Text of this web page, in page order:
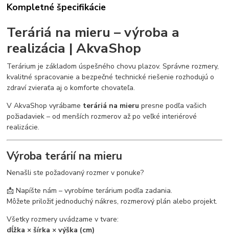
Kompletné špecifikácie
Teráriá na mieru – výroba a
realizácia | AkvaShop
Terárium je základom úspešného chovu plazov. Správne rozmery,
kvalitné spracovanie a bezpečné technické riešenie rozhodujú o
zdraví zvieraťa aj o komforte chovateľa.
V AkvaShop vyrábame teráriá na mieru presne podľa vašich
požiadaviek – od menších rozmerov až po veľké interiérové
realizácie.
Výroba terárií na mieru
Nenašli ste požadovaný rozmer v ponuke?
📩 Napíšte nám – vyrobíme terárium podľa zadania.
Môžete priložiť jednoduchý nákres, rozmerový plán alebo projekt.
Všetky rozmery uvádzame v tvare:
dĺžka × šírka × výška (cm)